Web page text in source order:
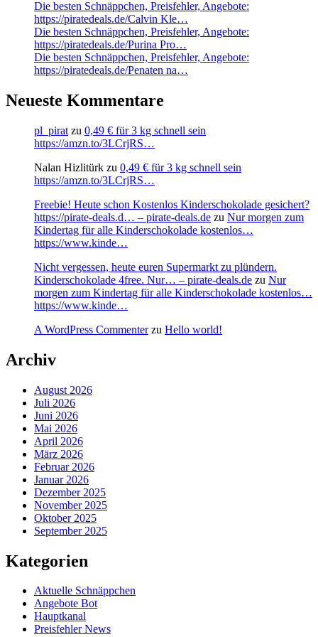
Die besten Schnäppchen, Preisfehler, Angebote:
https://piratedeals.de/Calvin Kle…
Die besten Schnäppchen, Preisfehler, Angebote:
https://piratedeals.de/Purina Pro…
Die besten Schnäppchen, Preisfehler, Angebote:
https://piratedeals.de/Penaten na…
Neueste Kommentare
pl_pirat zu 0,49 € für 3 kg schnell sein
https://amzn.to/3LCrjRS…
Nalan Hizlitürk zu 0,49 € für 3 kg schnell sein
https://amzn.to/3LCrjRS…
Freebie! Heute schon Kostenlos Kinderschokolade gesichert?
https://pirate-deals.d… – pirate-deals.de zu Nur morgen zum
Kindertag für alle Kinderschokolade kostenlos…
https://www.kinde…
Nicht vergessen, heute euren Supermarkt zu plündern.
Kinderschokolade 4free. Nur… – pirate-deals.de zu Nur
morgen zum Kindertag für alle Kinderschokolade kostenlos…
https://www.kinde…
A WordPress Commenterzu Hello world!
Archiv
August 2026
Juli 2026
Juni 2026
Mai 2026
April 2026
März 2026
Februar 2026
Januar 2026
Dezember 2025
November 2025
Oktober 2025
September 2025
Kategorien
Aktuelle Schnäppchen
Angebote Bot
Hauptkanal
Preisfehler News